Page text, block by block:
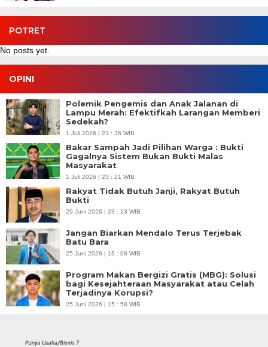
POTRET
No posts yet.
OPINI
Polemik Pengemis dan Anak Jalanan di
Lampu Merah: Efektifkah Larangan Memberi
Sedekah?
1 Juli 2026 | 23 : 36 WIB
Bakar Sampah Jadi Pilihan Warga : Bukti
Gagalnya Sistem Bukan Bukti Malas
Masyarakat
1 Juli 2026 | 23 : 21 WIB
Rakyat Tidak Butuh Janji, Rakyat Butuh
Bukti
29 Juni 2026 | 23 : 13 WIB
Jangan Biarkan Mendalo Terus Terjebak
Batu Bara
25 Juni 2026 | 16 : 08 WIB
Program Makan Bergizi Gratis (MBG): Solusi
bagi Kesejahteraan Masyarakat atau Celah
Terjadinya Korupsi?
25 Juni 2026 | 15 : 58 WIB